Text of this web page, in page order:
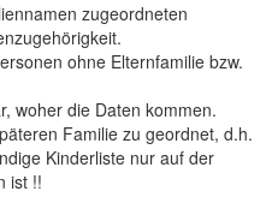
zugeordneten
ohne Elternfamilie bzw.
woher die Daten kommen.
Familie zu geordnet, d.h.
Kinderliste nur auf der
ist !!